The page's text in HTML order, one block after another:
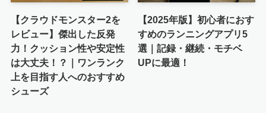
【クラウドモンスター2を
レビュー】傑出した反発
力！クッション性や安定性
は大丈夫！？｜ワンランク
上を目指す人へのおすすめ
シューズ
【2025年版】初心者におす
すめのランニングアプリ5
選｜記録・継続・モチベ
UPに最適！